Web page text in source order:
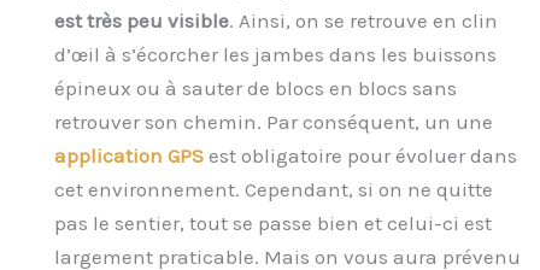
est très peu visible. Ainsi, on se retrouve en clin
d’œil à s’écorcher les jambes dans les buissons
épineux ou à sauter de blocs en blocs sans
retrouver son chemin. Par conséquent, un une
application GPS est obligatoire pour évoluer dans
cet environnement. Cependant, si on ne quitte
pas le sentier, tout se passe bien et celui-ci est
largement praticable. Mais on vous aura prévenu